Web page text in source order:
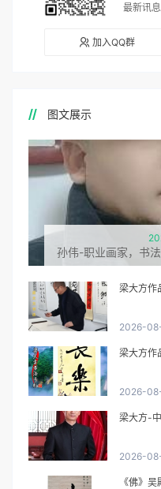
最新讯
加入QQ群
图文展示
孙伟-职业画家，书
梁大方作
2026-
梁大方作
2026-
梁大方-
2026-
《佛》